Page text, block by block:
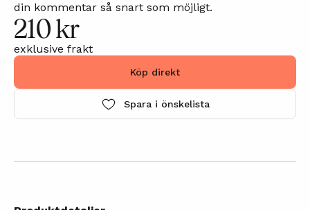
din kommentar så snart som möjligt.
210 kr
exklusive frakt
Köp direkt
Spara i önskelista